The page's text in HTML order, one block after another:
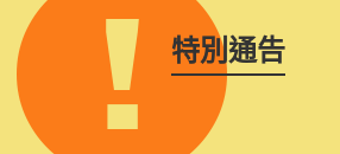
特別通告